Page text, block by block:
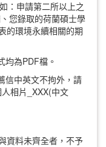
：申請第二所以上之
您錄取的荷蘭碩士學
的環境永續相關的期
均為PDF檔。
信中英文不拘外，請
相片_XXX(中文
資料未齊全者，不予